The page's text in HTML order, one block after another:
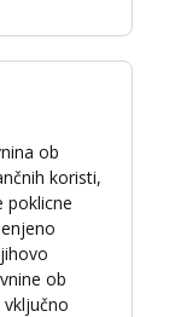
ob
koristi,
poklicne
ob